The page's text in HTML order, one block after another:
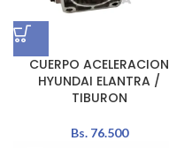
CUERPO ACELERACION
HYUNDAI ELANTRA /
TIBURON
Bs.76.500